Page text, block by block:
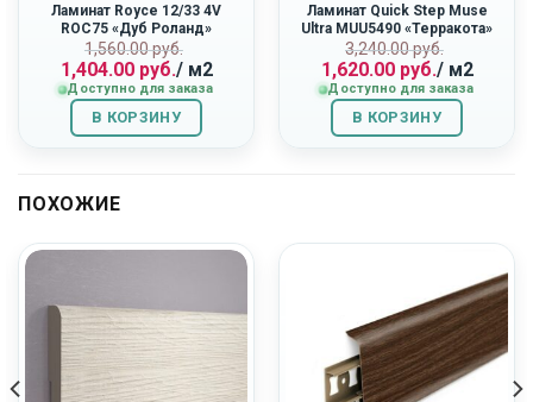
Ламинат Royce 12/33 4V
ROC75 «Дуб Роланд»
1,560.00руб.
Первоначальная
цена
составляла
1,560.00
руб..
1,404.00руб.
Текущая
цена:
1,404.00
руб..
/ м2
Доступно для заказа
В КОРЗИНУ
Ламинат Quick Step Muse
Ultra MUU5490 «Терракота»
3,240.00руб.
цена
составляла
3,240.00
руб..
1,620.00руб.
Текущая
цена:
1,620.00
руб..
/ м2
Доступно для заказа
В КОРЗИНУ
ПОХОЖИЕ